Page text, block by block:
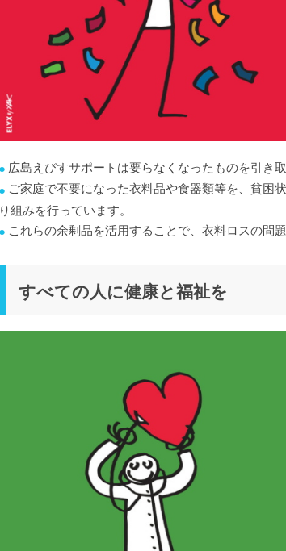
広島えびすサポートは要らなくなったものを引き
ご家庭で不要になった衣料品や食器類等を、貧困
り組みを行っています。
これらの余剰品を活用することで、衣料ロスの問
すべての人に健康と福祉を